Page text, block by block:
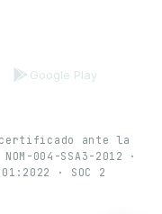
Google Play
certificado ante la
004-SSA3-2012 ·
· SOC 2